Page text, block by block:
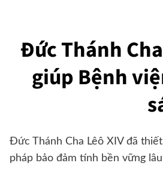
Đức Thánh
giúp Bệnh
Đức Thánh Cha Lêô XIV đã
pháp bảo đảm tính bền vững